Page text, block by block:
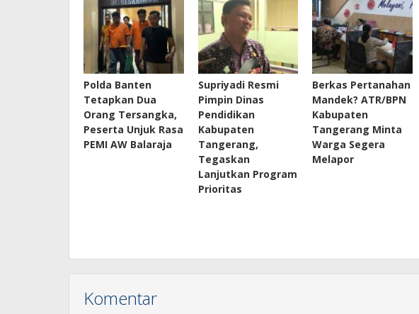
Polda Banten
Tetapkan Dua
Orang Tersangka,
Peserta Unjuk Rasa
PEMI AW Balaraja
Supriyadi Resmi
Pimpin Dinas
Pendidikan
Kabupaten
Tangerang,
Tegaskan
Lanjutkan Program
Prioritas
Berkas Pertanahan
Mandek? ATR/BPN
Kabupaten
Tangerang Minta
Warga Segera
Melapor
Komentar